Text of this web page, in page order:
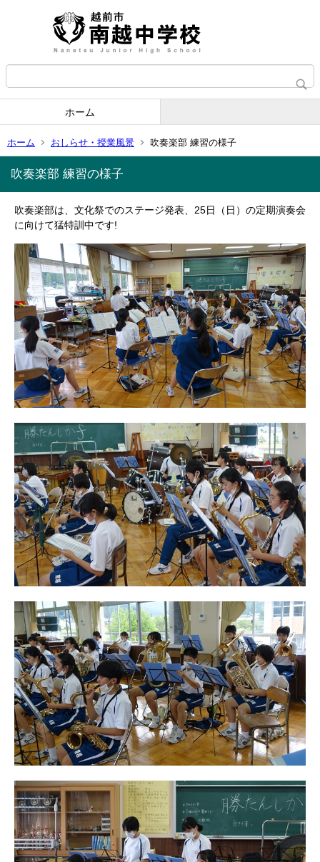
ホーム
ホーム おしらせ・授業風景 吹奏楽部 練習の様子
吹奏楽部 練習の様子
吹奏楽部は、文化祭でのステージ発表、25日（日）の定期演奏会
に向けて猛特訓中です!